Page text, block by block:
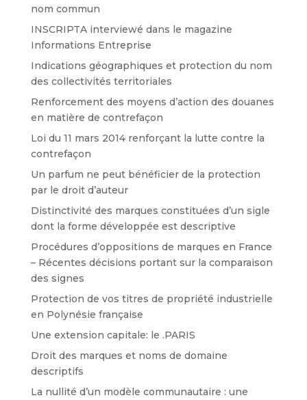
nom commun
INSCRIPTA interviewé dans le magazine
Informations Entreprise
Indications géographiques et protection du nom
des collectivités territoriales
Renforcement des moyens d’action des douanes
en matière de contrefaçon
Loi du 11 mars 2014 renforçant la lutte contre la
contrefaçon
Un parfum ne peut bénéficier de la protection
par le droit d’auteur
Distinctivité des marques constituées d’un sigle
dont la forme développée est descriptive
Procédures d’oppositions de marques en France
– Récentes décisions portant sur la comparaison
des signes
Protection de vos titres de propriété industrielle
en Polynésie française
Une extension capitale: le .PARIS
Droit des marques et noms de domaine
descriptifs
La nullité d’un modèle communautaire : une